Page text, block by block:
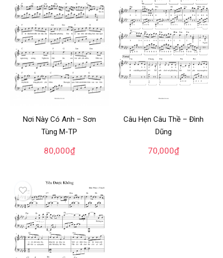
Nơi Này Có Anh – Sơn
Tùng M-TP
80,000₫
Câu Hẹn Câu Thề – Đình
Dũng
70,000₫